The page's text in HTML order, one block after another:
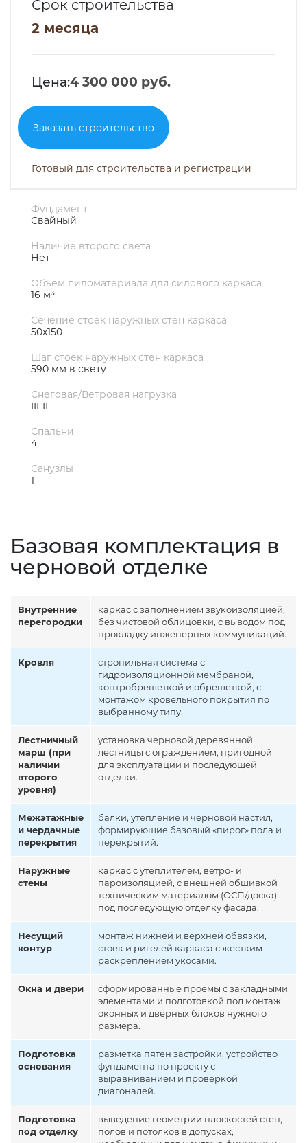
Срок строительства
2 месяца
Цена:4 300 000 руб.
Заказать строительство
Готовый для строительства и регистрации
Фундамент
Свайный
Наличие второго света
Нет
Объем пиломатериала для силового каркаса
16 м³
Сечение стоек наружных стен каркаса
50х150
Шаг стоек наружных стен каркаса
590 мм в свету
Снеговая/Ветровая нагрузка
III-II
Спальни
4
Санузлы
1
Базовая комплектация в
черновой отделке
Внутренние
перегородки
каркас с заполнением звукоизоляцией,
без чистовой облицовки, с выводом под
прокладку инженерных коммуникаций.
Кровля
стропильная система с
гидроизоляционной мембраной,
контробрешеткой и обрешеткой, с
монтажом кровельного покрытия по
выбранному типу.
Лестничный
марш (при
наличии
второго
уровня)
установка черновой деревянной
лестницы с ограждением, пригодной
для эксплуатации и последующей
отделки.
Межэтажные
и чердачные
перекрытия
балки, утепление и черновой настил,
формирующие базовый «пирог» пола и
перекрытий.
Наружные
стены
каркас с утеплителем, ветро- и
пароизоляцией, с внешней обшивкой
техническим материалом (ОСП/доска)
под последующую отделку фасада.
Несущий
контур
монтаж нижней и верхней обвязки,
стоек и ригелей каркаса с жестким
раскреплением укосами.
Окна и двери
сформированные проемы с закладными
элементами и подготовкой под монтаж
оконных и дверных блоков нужного
размера.
Подготовка
основания
разметка пятен застройки, устройство
фундамента по проекту с
выравниванием и проверкой
диагоналей.
Подготовка
под отделку
выведение геометрии плоскостей стен,
полов и потолков в допусках,